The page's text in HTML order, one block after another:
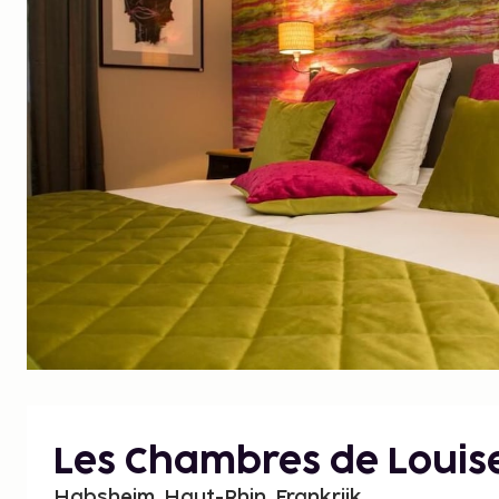
Les Chambres de